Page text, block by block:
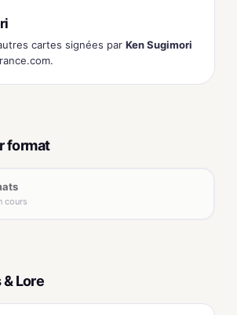
cartes signées par Ken Sugimori
format
cours
Lore